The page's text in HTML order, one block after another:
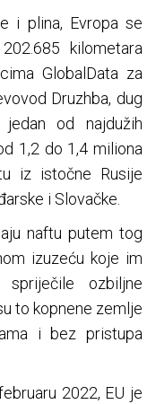
i plina, Evropa se
kilometara
GlobalData za
Druzhba, dug
od najdužih
1,2 do 1,4 miliona
iz istočne Rusije
i Slovačke.
naftu putem tog
izuzeću koje im
ozbiljne
to kopnene zemlje
i bez pristupa
2022, EU je